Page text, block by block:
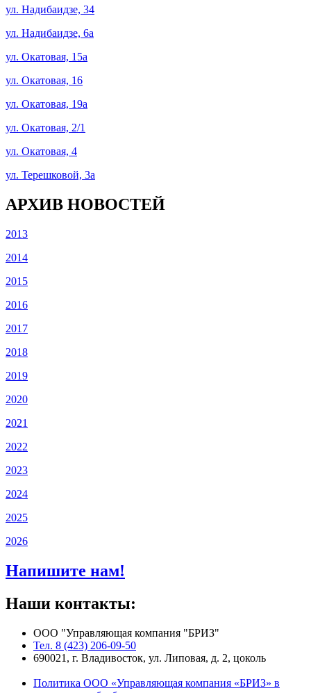
ул. Надибаидзе, 34
ул. Надибаидзе, 6а
ул. Окатовая, 15а
ул. Окатовая, 16
ул. Окатовая, 19а
ул. Окатовая, 2/1
ул. Окатовая, 4
ул. Терешковой, 3а
АРХИВ НОВОСТЕЙ
2013
2014
2015
2016
2017
2018
2019
2020
2021
2022
2023
2024
2025
2026
Напишите нам!
Наши контакты:
ООО "Управляющая компания "БРИЗ"
Тел. 8 (423) 206-09-50
690021, г. Владивосток, ул. Липовая, д. 2, цоколь
Политика ООО «Управляющая компания «БРИЗ» в